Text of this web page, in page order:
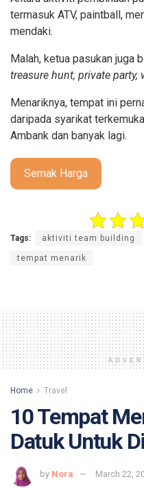
termasuk ATV, paintball,
mendaki.
Malah, ketua pasukan juga
treasure hunt, private party,
Menariknya, tempat ini
daripada syarikat
Ambank dan banyak lagi.
Semak Harga
Tags: aktiviti team building
tempat menarik
Home Travel
10 Tempat
Datuk Untuk
by Nora March 22,